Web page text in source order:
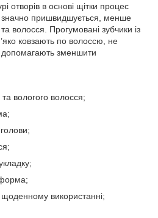
отворів в основі щітки процес
значно пришвидшується, менше
волосся. Прогумовані зубчики із
ковзають по волоссю, не
допомагають зменшити
вологого волосся;
щоденному використанні;